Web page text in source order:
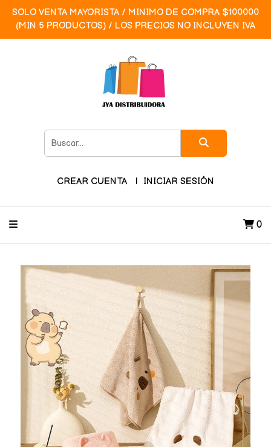
SOLO VENTA MAYORISTA / MINIMO DE COMPRA $100000
(MIN 5 PRODUCTOS) / LOS PRECIOS NO INCLUYEN IVA
CREAR CUENTA INICIAR SESIÓN
0